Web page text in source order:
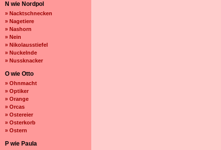
N wie Nordpol
» Nacktschnecken
» Nagetiere
» Nashorn
» Nein
» Nikolausstiefel
» Nuckelnde
» Nussknacker
O wie Otto
» Ohnmacht
» Optiker
» Orange
» Orcas
» Ostereier
» Osterkorb
» Ostern
P wie Paula